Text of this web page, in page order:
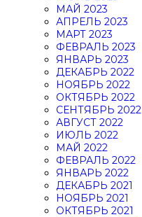
МАЙ 2023
АПРЕЛЬ 2023
МАРТ 2023
ФЕВРАЛЬ 2023
ЯНВАРЬ 2023
ДЕКАБРЬ 2022
НОЯБРЬ 2022
ОКТЯБРЬ 2022
СЕНТЯБРЬ 2022
АВГУСТ 2022
ИЮЛЬ 2022
МАЙ 2022
ФЕВРАЛЬ 2022
ЯНВАРЬ 2022
ДЕКАБРЬ 2021
НОЯБРЬ 2021
ОКТЯБРЬ 2021